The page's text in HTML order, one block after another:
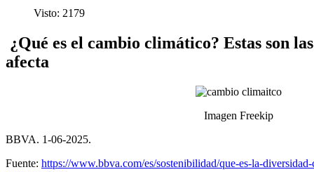
Visto: 2179
¿Qué es el cambio climático? Estas son
afecta
Imagen Freekip
BBVA. 1-06-2025.
Fuente: https://www.bbva.com/es/sostenibilidad/que-es-la-